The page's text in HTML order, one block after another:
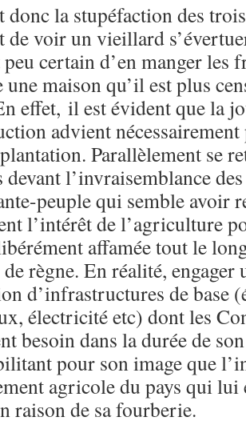
donc la stupéfaction des
de voir un vieillard
certain d’en manger les
maison qu’il est plus
effet, il est évident que la
advient
Parallèlement se
l’invraisemblance
peuple qui semble avoir
l’intérêt de l’agriculture
affamée tout le
de règne. En réalité,
d’infrastructures de base
électricité etc) dont les
besoin dans la durée de
pour son image que
agricole du pays qui lui
raison de sa fourberie.